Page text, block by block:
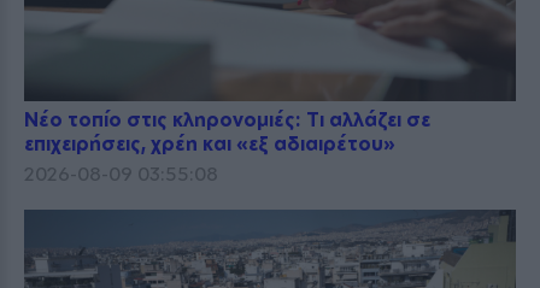
Νέο τοπίο στις κληρονομιές: Τι αλλάζει σε
επιχειρήσεις, χρέη και «εξ αδιαιρέτου»
2026-08-09 03:55:08